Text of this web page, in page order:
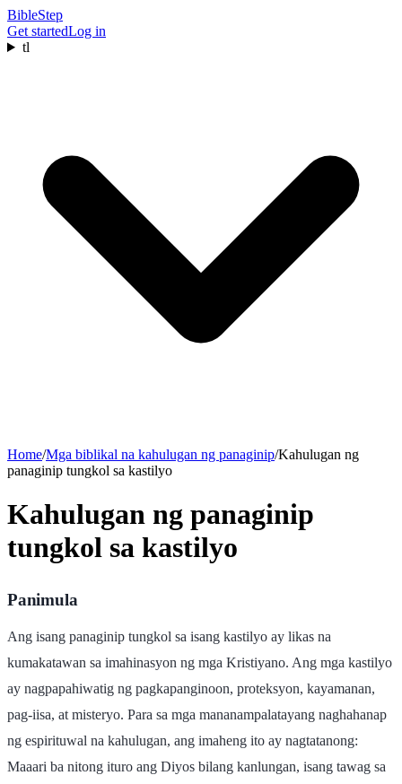
BibleStep
Get startedLog in
tl
Home/Mga biblikal na kahulugan ng panaginip/Kahulugan ng
panaginip tungkol sa kastilyo
Kahulugan ng panaginip
tungkol sa kastilyo
Panimula
Ang isang panaginip tungkol sa isang kastilyo ay likas na
kumakatawan sa imahinasyon ng mga Kristiyano. Ang mga kastilyo
ay nagpapahiwatig ng pagkapanginoon, proteksyon, kayamanan,
pag-iisa, at misteryo. Para sa mga mananampalatayang naghahanap
ng espirituwal na kahulugan, ang imaheng ito ay nagtatanong:
Maaari ba nitong ituro ang Diyos bilang kanlungan, isang tawag sa